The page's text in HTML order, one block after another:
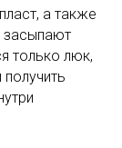
а также
засыпают
только люк,